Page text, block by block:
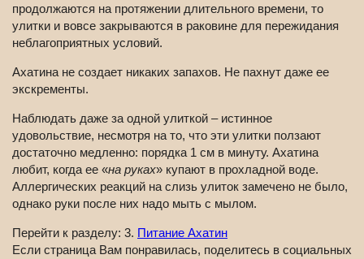
продолжаются на протяжении длительного времени, то
улитки и вовсе закрываются в раковине для пережидания
неблагоприятных условий.
Ахатина не создает никаких запахов. Не пахнут даже ее
экскременты.
Наблюдать даже за одной улиткой – истинное
удовольствие, несмотря на то, что эти улитки ползают
достаточно медленно: порядка 1 см в минуту. Ахатина
любит, когда ее «на руках» купают в прохладной воде.
Аллергических реакций на слизь улиток замечено не было,
однако руки после них надо мыть с мылом.
Перейти к разделу: 3. Питание Ахатин
Если страница Вам понравилась, поделитесь в социальных